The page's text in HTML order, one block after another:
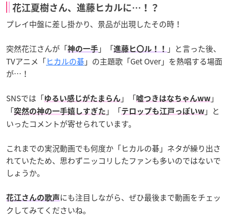
花江夏樹さん、進藤ヒカルに…！？
プレイ中盤に差し掛かり、景品が出現したその時！
突然花江さんが「神の一手 」「進藤ヒ〇ル！！
」と言った後、
TVアニメ「ヒカルの碁」の主題歌「Get Over」を熱唱する場面
が…！
SNSでは「ゆるい感じがたまらん 」「嘘つきはなちゃんww 」
「突然の神の一手嬉しすぎた 」「テロップも江戸っぽいw 」と
いったコメントが寄せられています。
これまでの実況動画でも何度か「ヒカルの碁」ネタが繰り出さ
れていたため、思わずニッコリしたファンも多いのではないで
しょうか。
花江さんの歌声 にも注目しながら、ぜひ最後まで動画をチェッ
クしてみてくださいね。